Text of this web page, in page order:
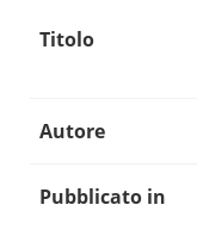
Titolo
Autore
Pubblicato in